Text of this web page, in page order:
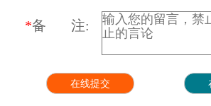
*备 注: